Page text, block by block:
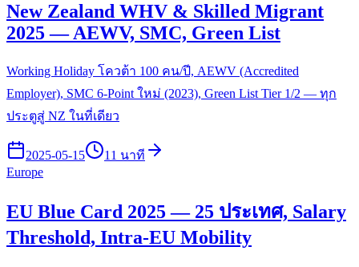
New Zealand WHV & Skilled Migrant
2025 — AEWV, SMC, Green List
Working Holiday โควต้า 100 คน/ปี, AEWV (Accredited
Employer), SMC 6-Point ใหม่ (2023), Green List Tier 1/2 — ทุก
ประตูสู่ NZ ในที่เดียว
2025-05-15
11 นาที
Europe
EU Blue Card 2025 — 25 ประเทศ, Salary
Threshold, Intra-EU Mobility